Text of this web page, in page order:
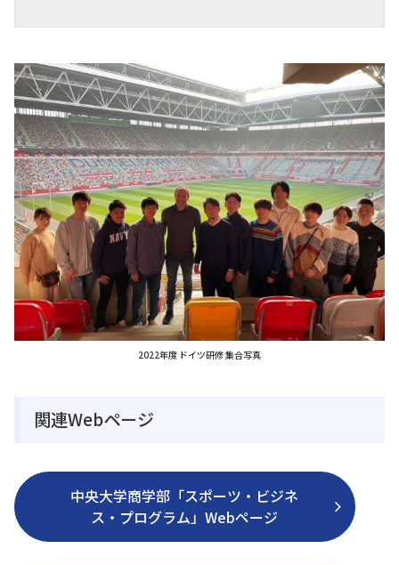
2022年度 ドイツ研修 集合写真
関連Webページ
中央大学商学部「スポーツ・ビジネ
ス・プログラム」Webページ